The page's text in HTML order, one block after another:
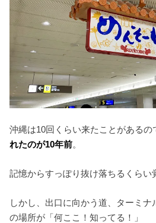
沖縄は10回くらい来たことがあるの
れたのが10年前。
記憶からすっぽり抜け落ちるくらい
しかし、出口に向かう道、ターミナ
の場所が「何ここ！知ってる！」